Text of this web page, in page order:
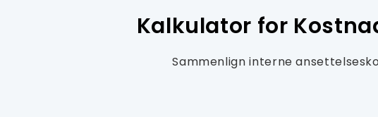
Kalkulator for
Sammenlign interne